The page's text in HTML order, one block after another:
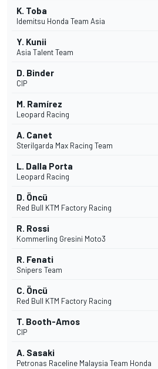
K. Toba
Idemitsu Honda Team Asia
Y. Kunii
Asia Talent Team
D. Binder
CIP
M. Ramírez
Leopard Racing
A. Canet
Sterilgarda Max Racing Team
L. Dalla Porta
Leopard Racing
D. Öncü
Red Bull KTM Factory Racing
R. Rossi
Kommerling Gresini Moto3
R. Fenati
Snipers Team
C. Öncü
Red Bull KTM Factory Racing
T. Booth-Amos
CIP
A. Sasaki
Petronas Raceline Malaysia Team Honda